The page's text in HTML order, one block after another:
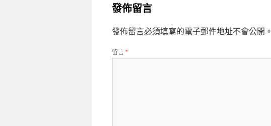
發佈留言
發佈留言必須填寫的電子郵件地址不會公開。
留言*